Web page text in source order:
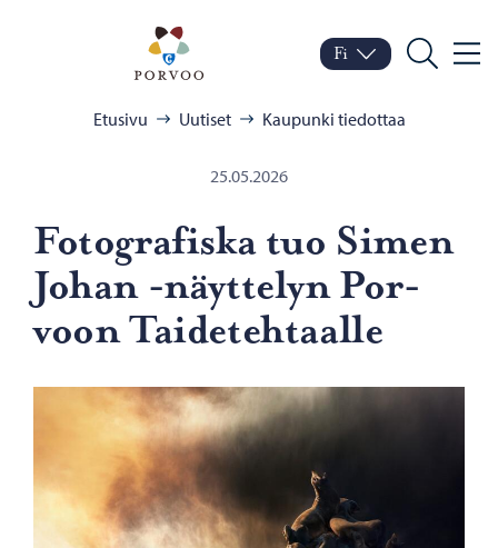
Porvoo – Siirry
Vaihda kieltä
Nykyinen kieli: Suomi
Fi
Hae
Etusivu Uutiset Kaupunki tiedottaa
25.05.2026
Fo­to­gra­fis­ka tuo Simen
Johan -​näyttelyn Por­
voon Tai­de­teh­taal­le